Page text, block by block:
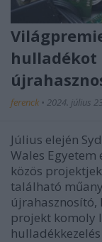
hulladékot
ferenck • 2024. július
Július elején
Wales Egyetem
közös
található
projekt komoly